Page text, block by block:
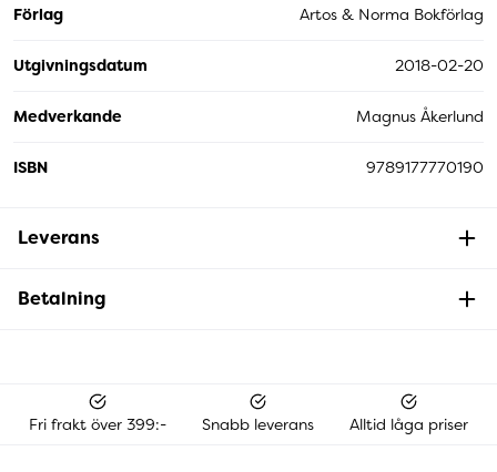
Förlag Artos & Norma Bokförlag
Utgivningsdatum 2018-02-20
Medverkande Magnus Åkerlund
ISBN 9789177770190
Leverans
Betalning
Fri frakt över 399:- Snabb leverans Alltid låga priser